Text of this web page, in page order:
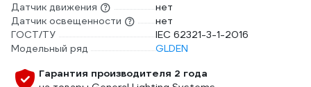
Датчик движения
нет
Датчик освещенности
нет
ГОСТ/ТУ
IEC 62321-3-1-2016
Модельный ряд
GLDEN
Гарантия производителя 2 года